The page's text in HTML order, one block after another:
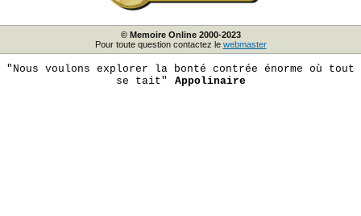
© Memoire Online 2000-2023
Pour toute question contactez le webmaster
"Nous voulons explorer la bonté contrée énorme où tout
se tait"
Appolinaire